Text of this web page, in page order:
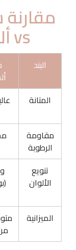
vs ألمنيوم vs خشب
البند
المتانة
مقاومة
الرطوبة
تنويع
الألوان
الميزانية